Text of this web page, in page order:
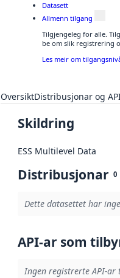
Datasett
Allmenn tilgang
Tilgjengeleg for alle.
be om slik registrering
Les meir om
OversiktDistribusjonar og
Skildring
ESS Multilevel Data
Distribusjonar 0
Dette datasettet har
API-ar som
Ingen registrerte API-